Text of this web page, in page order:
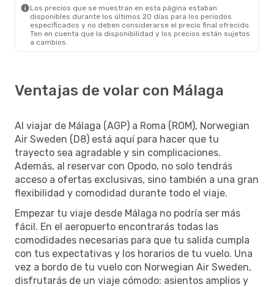
Los precios que se muestran en esta página estaban
disponibles durante los últimos 20 días para los periodos
especificados y no deben considerarse el precio final ofrecido.
Ten en cuenta que la disponibilidad y los precios están sujetos
a cambios.
Ventajas de volar con Málaga
Al viajar de Málaga (AGP) a Roma (ROM), Norwegian
Air Sweden (D8) está aquí para hacer que tu
trayecto sea agradable y sin complicaciones.
Además, al reservar con Opodo, no solo tendrás
acceso a ofertas exclusivas, sino también a una gran
flexibilidad y comodidad durante todo el viaje.
Empezar tu viaje desde Málaga no podría ser más
fácil. En el aeropuerto encontrarás todas las
comodidades necesarias para que tu salida cumpla
con tus expectativas y los horarios de tu vuelo. Una
vez a bordo de tu vuelo con Norwegian Air Sweden,
disfrutarás de un viaje cómodo: asientos amplios y